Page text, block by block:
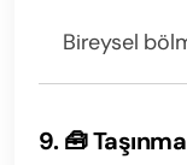
Bireysel
9. 🧰